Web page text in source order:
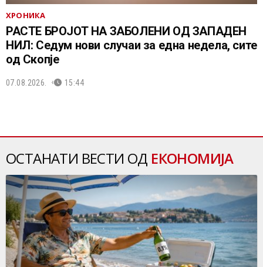
ХРОНИКА
РАСТЕ БРОЈОТ НА ЗАБОЛЕНИ ОД ЗАПАДЕН
НИЛ: Седум нови случаи за една недела, сите
од Скопје
07.08.2026. 15:44
ОСТАНАТИ ВЕСТИ ОД ЕКОНОМИЈА